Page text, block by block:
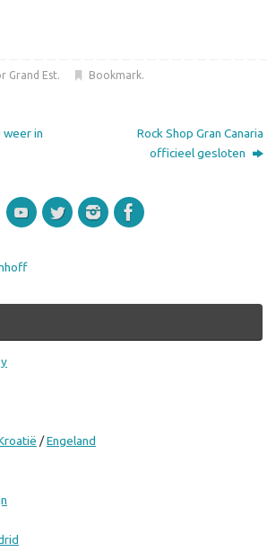
Grand Est. Bookmark.
weer in
Rock Shop Gran Canaria
officieel gesloten
/Engeland